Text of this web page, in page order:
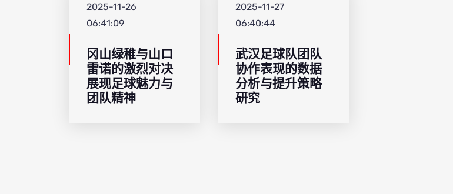
2025-11-26
06:41:09
冈山绿稚与山口
雷诺的激烈对决
展现足球魅力与
团队精神
2025-11-27
06:40:44
武汉足球队团队
协作表现的数据
分析与提升策略
研究